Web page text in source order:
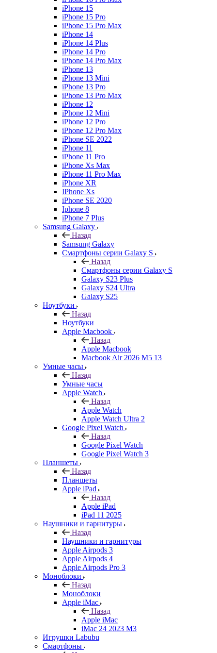
iPhone 15
iPhone 15 Pro
iPhone 15 Pro Max
iPhone 14
iPhone 14 Plus
iPhone 14 Pro
iPhone 14 Pro Max
iPhone 13
iPhone 13 Mini
iPhone 13 Pro
iPhone 13 Pro Max
iPhone 12
iPhone 12 Mini
iPhone 12 Pro
iPhone 12 Pro Max
iPhone SE 2022
iPhone 11
iPhone 11 Pro
iPhone Xs Max
iPhone 11 Pro Max
iPhone XR
IPhone Xs
iPhone SE 2020
Iphone 8
iPhone 7 Plus
Samsung Galaxy
Назад
Samsung Galaxy
Смартфоны серии Galaxy S
Назад
Смартфоны серии Galaxy S
Galaxy S23 Plus
Galaxy S24 Ultra
Galaxy S25
Ноутбуки
Назад
Ноутбуки
Apple Macbook
Назад
Apple Macbook
Macbook Air 2026 M5 13
Умные часы
Назад
Умные часы
Apple Watch
Назад
Apple Watch
Apple Watch Ultra 2
Google Pixel Watch
Назад
Google Pixel Watch
Google Pixel Watch 3
Планшеты
Назад
Планшеты
Apple iPad
Назад
Apple iPad
iPad 11 2025
Наушники и гарнитуры
Назад
Наушники и гарнитуры
Apple Airpods 3
Apple Airpods 4
Apple Airpods Pro 3
Моноблоки
Назад
Моноблоки
Apple iMac
Назад
Apple iMac
iMac 24 2023 M3
Игрушки Labubu
Смартфоны